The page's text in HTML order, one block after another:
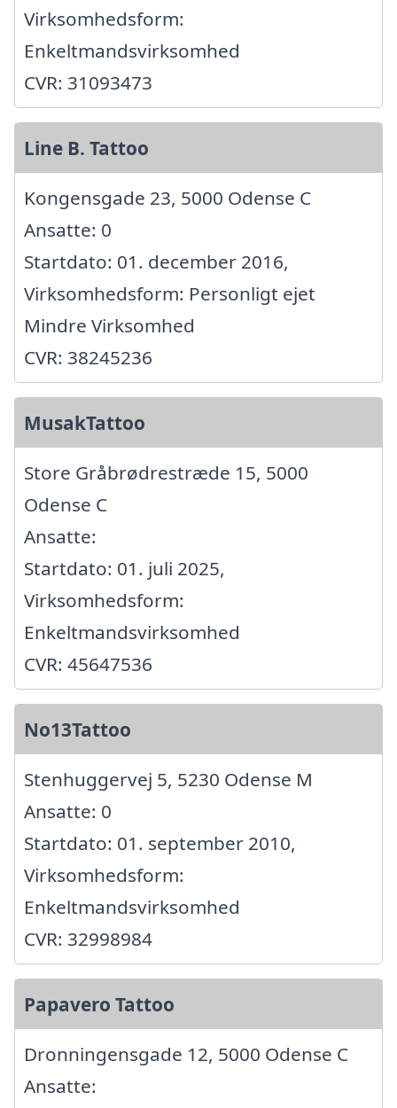
Virksomhedsform:
Enkeltmandsvirksomhed
CVR: 31093473
Line B. Tattoo
Kongensgade 23, 5000 Odense C
Ansatte: 0
Startdato: 01. december 2016,
Virksomhedsform: Personligt ejet
Mindre Virksomhed
CVR: 38245236
MusakTattoo
Store Gråbrødrestræde 15, 5000
Odense C
Ansatte:
Startdato: 01. juli 2025,
Virksomhedsform:
Enkeltmandsvirksomhed
CVR: 45647536
No13Tattoo
Stenhuggervej 5, 5230 Odense M
Ansatte: 0
Startdato: 01. september 2010,
Virksomhedsform:
Enkeltmandsvirksomhed
CVR: 32998984
Papavero Tattoo
Dronningensgade 12, 5000 Odense C
Ansatte: